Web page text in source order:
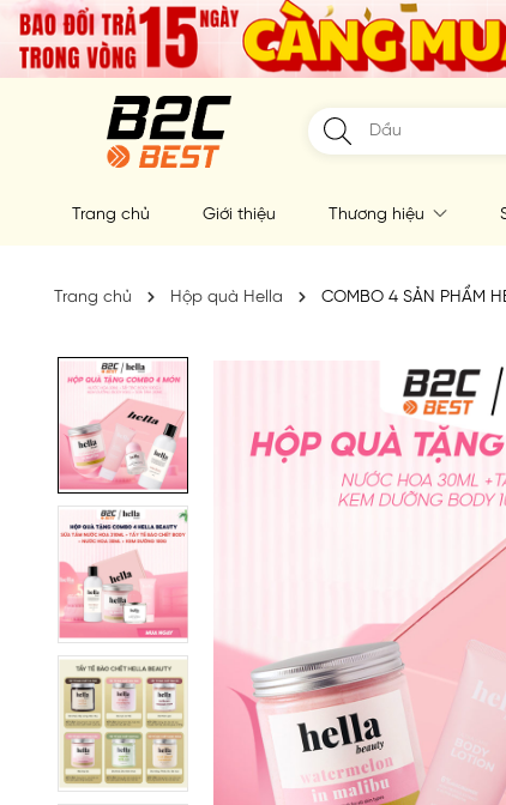
Trang chủ Giới thiệu Thương hiệu
Trang chủ Hộp quà Hella COMBO 4 SẢN PHẨM